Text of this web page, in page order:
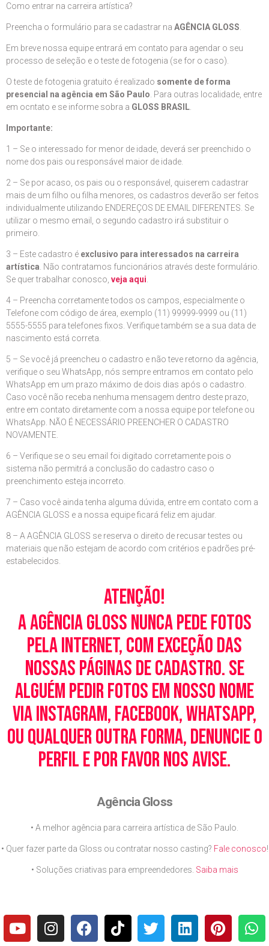
Como entrar na carreira artística?
Preencha o formulário para se cadastrar na AGÊNCIA GLOSS
Em breve nossa equipe entrará em contato para agendar o seu
processo de seleção e o teste de fotogenia (se for o caso).
O teste de fotogenia gratuito é realizado somente de forma
presencial na agência em São Paulo . Para outras localidade, entre
em ocntato e se informe sobra a GLOSS BRASIL
Importante:
1 – Se o interessado for menor de idade, deverá ser preenchido o
nome dos pais ou responsável maior de idade.
2 – Se por acaso, os pais ou o responsável, quiserem cadastrar
mais de um filho ou filha menores, os cadastros deverão ser feitos
individualmente utilizando ENDEREÇOS DE EMAIL DIFERENTES. Se
utilizar o mesmo email, o segundo cadastro irá substituir o
primeiro.
3 – Este cadastro é exclusivo para interessados na carreira
artística . Não contratamos funcionários através deste formulário.
Se quer trabalhar conosco, veja aqui
4 – Preencha corretamente todos os campos, especialmente o
Telefone com código de área, exemplo (11) 99999-9999 ou (11)
5555-5555 para telefones fixos. Verifique também se a sua data de
nascimento está correta.
5 – Se você já preencheu o cadastro e não teve retorno da agência,
verifique o seu WhatsApp, nós sempre entramos em contato pelo
WhatsApp em um prazo máximo de dois dias após o cadastro.
Caso você não receba nenhuma mensagem dentro deste prazo,
entre em contato diretamente com a nossa equipe por telefone ou
WhatsApp. NÃO É NECESSÁRIO PREENCHER O CADASTRO
NOVAMENTE.
6 – Verifique se o seu email foi digitado corretamente pois o
sistema não permitrá a conclusão do cadastro caso o
preenchimento esteja incorreto.
7 – Caso você ainda tenha alguma dúvida, entre em contato com a
AGÊNCIA GLOSS e a nossa equipe ficará feliz em ajudar.
8 – A AGÊNCIA GLOSS se reserva o direito de recusar testes ou
materiais que não estejam de acordo com critérios e padrões pré-
estabelecidos.
Atenção!
A Agência Gloss nunca pede fotos
pela Internet, com exceção das
nossas páginas de cadastro. Se
alguém pedir fotos em nosso nome
via Instagram, Facebook, WhatsApp,
ou qualquer outra forma, denuncie o
perfil e por favor nos avise.
Agência Gloss
• A melhor agência para carreira artística de São Paulo.
• Quer fazer parte da Gloss ou contratar nosso casting? Fale conosco!
• Soluções criativas para empreendedores. Saiba mais